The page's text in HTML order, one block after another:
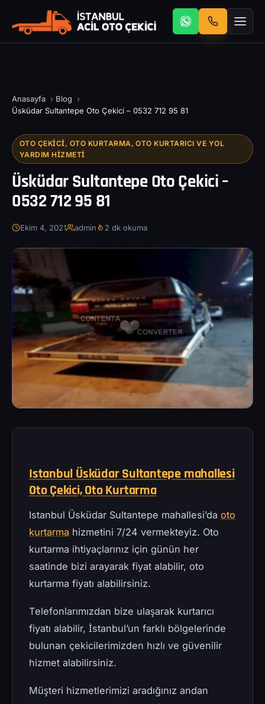
Anasayfa › Blog
›
Üsküdar Sultantepe Oto Çekici – 0532 712 95 81
OTO ÇEKICI, OTO KURTARMA, OTO KURTARICI VE YOL
YARDIM HIZMETI
Üsküdar Sultantepe Oto Çekici –
0532 712 95 81
Ekim 4, 2021 admin 2 dk okuma
Istanbul Üsküdar Sultantepe mahallesi
Oto Çekici, Oto Kurtarma
Istanbul Üsküdar Sultantepe mahallesi’da oto
kurtarma hizmetini 7/24 vermekteyiz. Oto
kurtarma ihtiyaçlarınız için günün her
saatinde bizi arayarak fiyat alabilir, oto
kurtarma fiyatı alabilirsiniz.
Telefonlarımızdan bize ulaşarak kurtarıcı
fiyatı alabilir, İstanbul’un farklı bölgelerinde
bulunan çekicilerimizden hızlı ve güvenilir
hizmet alabilirsiniz.
Müşteri hizmetlerimizi aradığınız andan